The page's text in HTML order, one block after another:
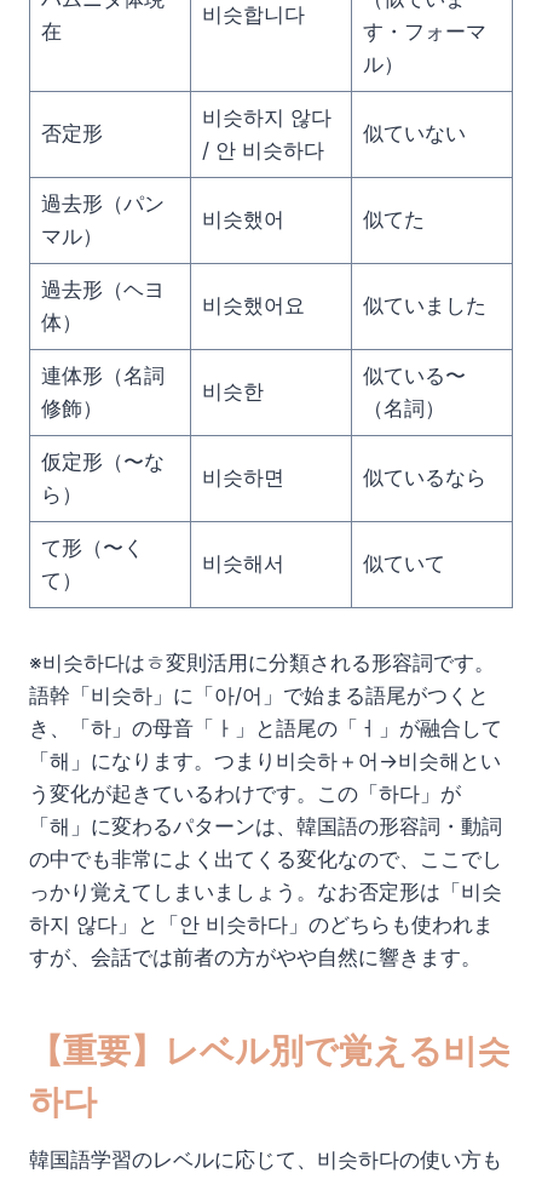
在
비슷합니다
す・フォーマ
ル）
否定形
비슷하지 않다
/ 안 비슷하다
似ていない
過去形（パン
マル）
비슷했어 似てた
過去形（ヘヨ
体）
비슷했어요 似ていました
連体形（名詞
修飾）
비슷한
似ている〜
（名詞）
仮定形（〜な
ら）
비슷하면 似ているなら
て形（〜く
て）
비슷해서 似ていて
※비슷하다はㅎ変則活用に分類される形容詞です。
語幹「비슷하」に「아/어」で始まる語尾がつくと
き、「하」の母音「ㅏ」と語尾の「ㅓ」が融合して
「해」になります。つまり비슷하＋어→비슷해とい
う変化が起きているわけです。この「하다」が
「해」に変わるパターンは、韓国語の形容詞・動詞
の中でも非常によく出てくる変化なので、ここでし
っかり覚えてしまいましょう。なお否定形は「비슷
하지 않다」と「안 비슷하다」のどちらも使われま
すが、会話では前者の方がやや自然に響きます。
【重要】レベル別で覚える비슷
하다
韓国語学習のレベルに応じて、비슷하다の使い方も